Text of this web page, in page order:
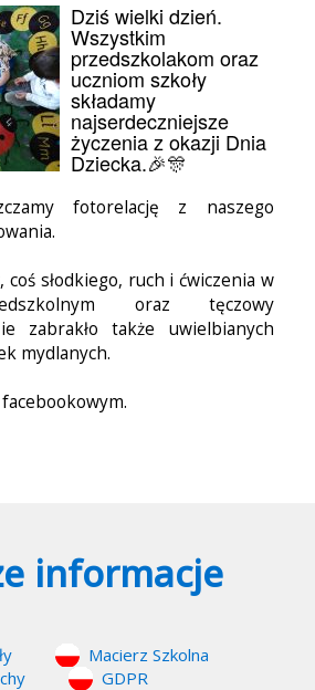
Dziś wielki dzień.
Wszystkim
przedszkolakom oraz
uczniom szkoły
składamy
najserdeczniejsze
życzenia z okazji Dnia
Dziecka.🎉🎊
fotorelację z naszego
coś słodkiego, ruch i ćwiczenia w
oraz tęczowy
zabrakło także uwielbianych
mydlanych.
informacje
Macierz Szkolna
GDPR